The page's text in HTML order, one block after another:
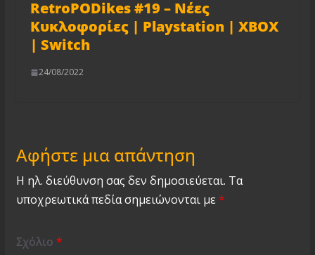
RetroPODikes #19 – Νέες
Κυκλοφορίες | Playstation | XBOX
| Switch
24/08/2022
Αφήστε μια απάντηση
Η ηλ. διεύθυνση σας δεν δημοσιεύεται. Τα
υποχρεωτικά πεδία σημειώνονται με*
Σχόλιο *